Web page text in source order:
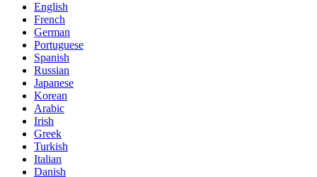
English
French
German
Portuguese
Spanish
Russian
Japanese
Korean
Arabic
Irish
Greek
Turkish
Italian
Danish